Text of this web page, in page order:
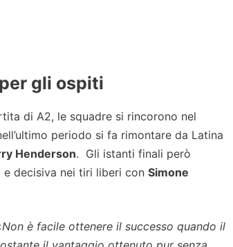
gli ospiti
di A2, le squadre si rincorono nel
periodo si fa rimontare da Latina
Henderson. Gli istanti finali però
decisiva nei tiri liberi con Simone
Non è facile ottenere il successo quando il